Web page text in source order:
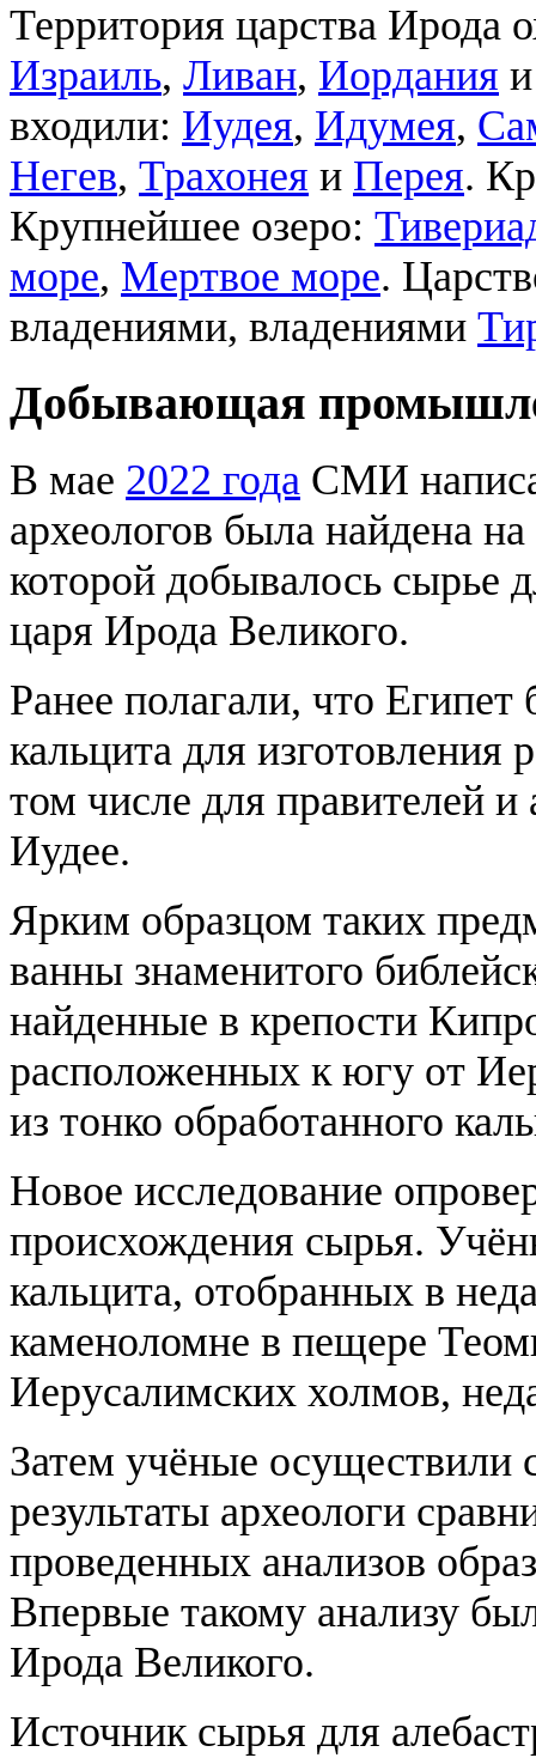
Территория царства Ирода
Израиль, Ливан, Иордания
входили: Иудея, Идумея,
Негев, Трахонея и Перея.
Крупнейшее озеро:
море, Мертвое море.
владениями, владениями
Добывающая
В мае 2022 года СМИ
археологов была найдена
которой добывалось сырье
царя Ирода Великого.
Ранее полагали, что
кальцита для
том числе для правителей
Иудее.
Ярким образцом таких
ванны знаменитого
найденные в крепости
расположенных к югу от
из тонко обработанного
Новое исследование
происхождения сырья.
кальцита, отобранных в
каменоломне в пещере
Иерусалимских холмов,
Затем учёные осуществили
результаты археологи
проведенных анализов
Впервые такому анализу
Ирода Великого.
Источник сырья для